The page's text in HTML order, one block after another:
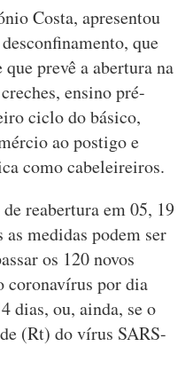
Costa, apresentou
que
prevê a abertura na
ensino pré-
ciclo do básico,
ao postigo e
como cabeleireiros.
reabertura em 05, 19
medidas podem ser
os 120 novos
coronavírus por dia
dias, ou, ainda, se o
(Rt) do vírus SARS-